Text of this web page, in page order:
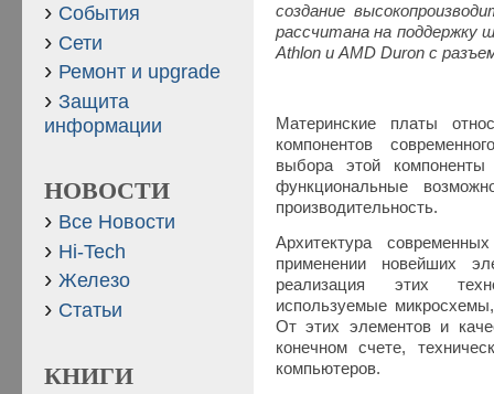
создание
рассчитана на поддержку
Athlon и AMD Duron с
Материнские платы
компонентов
выбора этой компоненты
функциональные
производительность.
Архитектура
применении новейших
реализация этих
используемые
От этих элементов и
конечном счете,
компьютеров.
События
Сети
Ремонт и upgrade
Защита
информации
НОВОСТИ
Все Новости
Hi-Tech
Железо
Статьи
КНИГИ